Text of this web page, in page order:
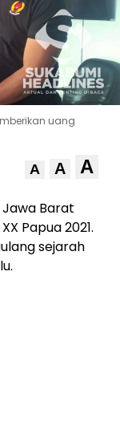
uang
A A A
Jawa Barat
Papua 2021.
sejarah